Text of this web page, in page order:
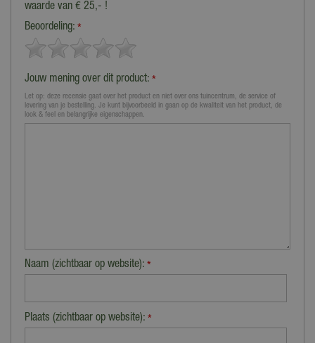
waarde van € 25,- !
Beoordeling: *
Jouw mening over dit product: *
Let op: deze recensie gaat over het product en niet over ons tuincentrum, de service of
levering van je bestelling. Je kunt bijvoorbeeld in gaan op de kwaliteit van het product, de
look & feel en belangrijke eigenschappen.
Naam (zichtbaar op website): *
Plaats (zichtbaar op website): *